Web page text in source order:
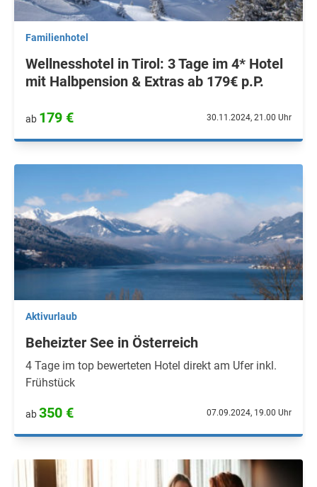
Familienhotel
Wellnesshotel in Tirol: 3 Tage im 4* Hotel
mit Halbpension & Extras ab 179€ p.P.
ab 179 € 30.11.2024, 21.00 Uhr
Aktivurlaub
Beheizter See in Österreich
4 Tage im top bewerteten Hotel direkt am Ufer inkl.
Frühstück
ab350 € 07.09.2024, 19.00 Uhr